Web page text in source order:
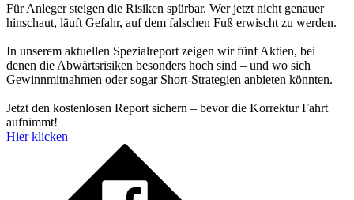
Für Anleger steigen die Risiken spürbar. Wer jetzt nicht genauer
hinschaut, läuft Gefahr, auf dem falschen Fuß erwischt zu werden.
In unserem aktuellen Spezialreport zeigen wir fünf Aktien, bei
denen die Abwärtsrisiken besonders hoch sind – und wo sich
Gewinnmitnahmen oder sogar Short-Strategien anbieten könnten.
Jetzt den kostenlosen Report sichern – bevor die Korrektur Fahrt
aufnimmt!
Hier klicken